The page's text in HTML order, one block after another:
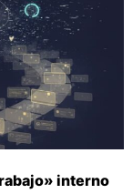
interno